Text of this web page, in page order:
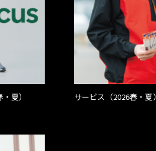
夏） サービス（2026春・夏）